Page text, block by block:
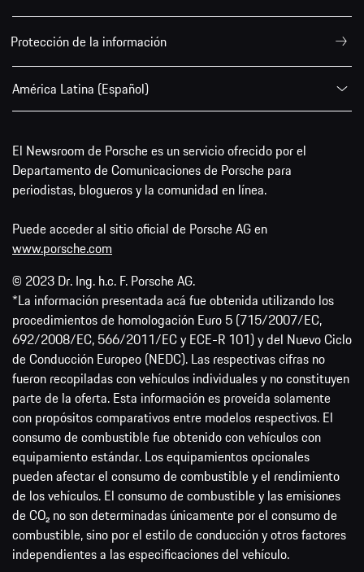
Protección de la información
América Latina (Español)
El Newsroom de Porsche es un servicio ofrecido por el
Departamento de Comunicaciones de Porsche para
periodistas, blogueros y la comunidad en línea.
Puede acceder al sitio oficial de Porsche AG en
www.porsche.com
© 2023 Dr. Ing. h.c. F. Porsche AG.
*La información presentada acá fue obtenida utilizando los
procedimientos de homologación Euro 5 (715/2007/EC,
692/2008/EC, 566/2011/EC y ECE-R 101) y del Nuevo Ciclo
de Conducción Europeo (NEDC). Las respectivas cifras no
fueron recopiladas con vehículos individuales y no constituyen
parte de la oferta. Esta información es proveída solamente
con propósitos comparativos entre modelos respectivos. El
consumo de combustible fue obtenido con vehículos con
equipamiento estándar. Los equipamientos opcionales
pueden afectar el consumo de combustible y el rendimiento
de los vehículos. El consumo de combustible y las emisiones
de CO₂ no son determinadas únicamente por el consumo de
combustible, sino por el estilo de conducción y otros factores
independientes a las especificaciones del vehículo.